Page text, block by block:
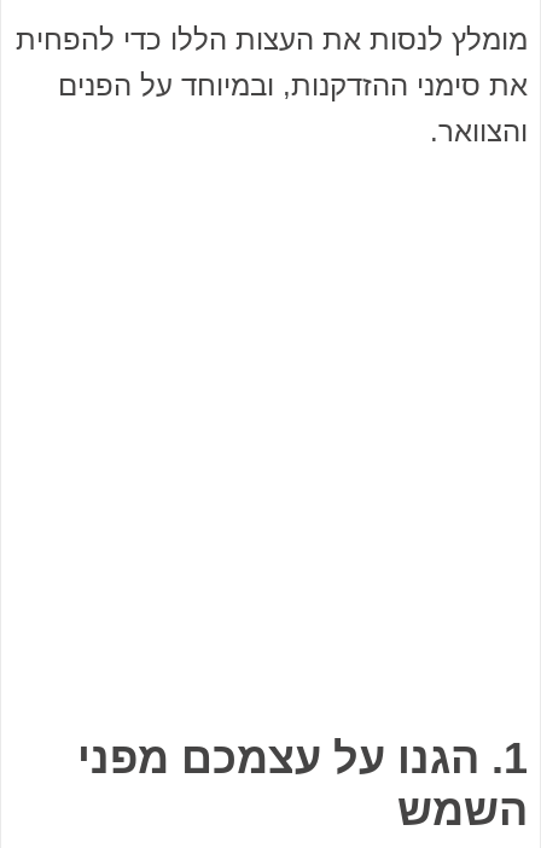
מומלץ לנסות את העצות הללו כדי להפחית
את סימני ההזדקנות, ובמיוחד על הפנים
והצוואר.
1. הגנו על עצמכם מפני
השמש